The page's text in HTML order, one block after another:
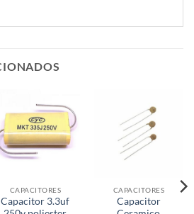
CAPACITORES
Capacitor 3.3uf
CAPACITORES
Capacitor